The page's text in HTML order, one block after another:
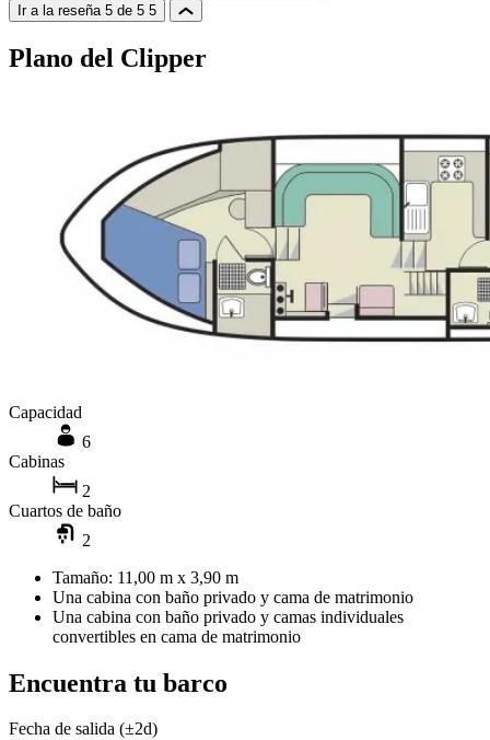
Ir a la reseña 5 de 5 5
Plano del Clipper
Capacidad
6
Cabinas
2
Cuartos de baño
2
Tamaño: 11,00 m x 3,90 m
Una cabina con baño privado y cama de matrimonio
Una cabina con baño privado y camas individuales
convertibles en cama de matrimonio
Encuentra tu barco
Fecha de salida (±2d)